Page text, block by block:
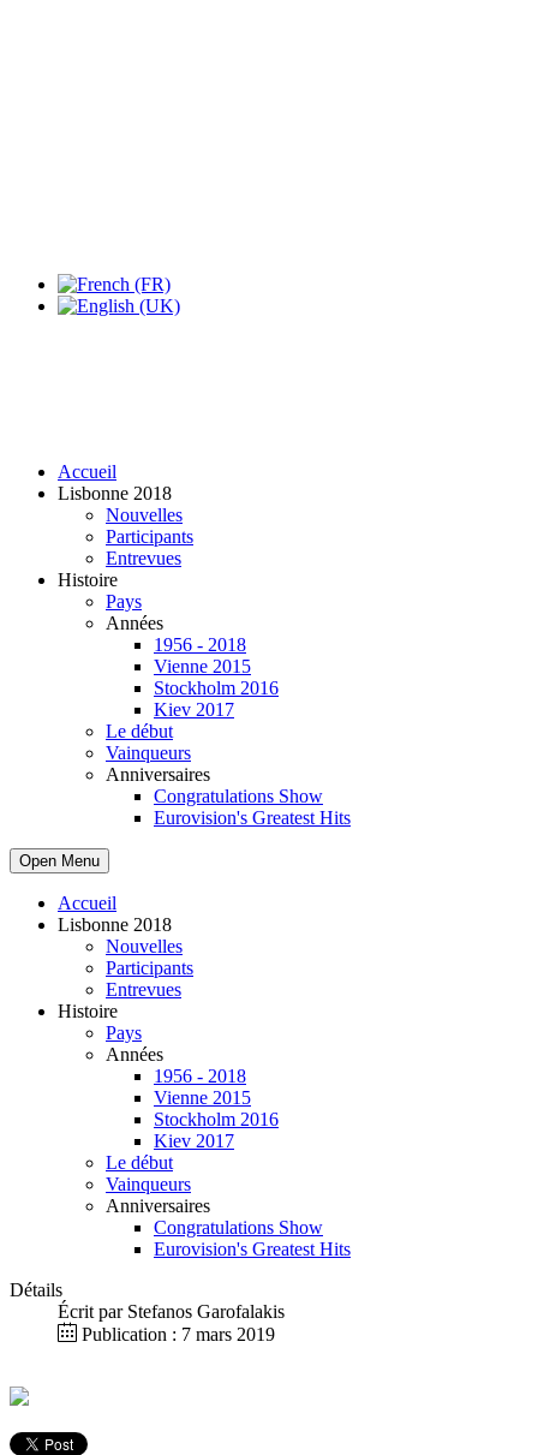
Accueil
Lisbonne 2018
Nouvelles
Participants
Entrevues
Histoire
Pays
Années
1956 - 2018
Vienne 2015
Stockholm 2016
Kiev 2017
Le début
Vainqueurs
Anniversaires
Congratulations Show
Eurovision's Greatest Hits
Open Menu
Accueil
Lisbonne 2018
Nouvelles
Participants
Entrevues
Histoire
Pays
Années
1956 - 2018
Vienne 2015
Stockholm 2016
Kiev 2017
Le début
Vainqueurs
Anniversaires
Congratulations Show
Eurovision's Greatest Hits
Détails
Écrit par Stefanos Garofalakis
Publication : 7 mars 2019